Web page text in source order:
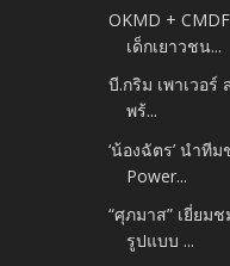
OKMD +
เด็กเยาวชน...
บี.กริม เพาเวอ
พร้...
‘น้องฉัตร’ นำที
Power...
“ศุภมาส” เยี่ยม
รูปแบบ ...